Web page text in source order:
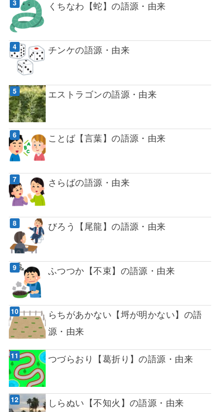
くちなわ【蛇】の語源・由来
チンケの語源・由来
エストラゴンの語源・由来
ことば【言葉】の語源・由来
さらばの語源・由来
びろう【尾龍】の語源・由来
ふつつか【不束】の語源・由来
らちがあかない【埒が明かない】の語
源・由来
つづらおり【葛折り】の語源・由来
しらぬい【不知火】の語源・由来